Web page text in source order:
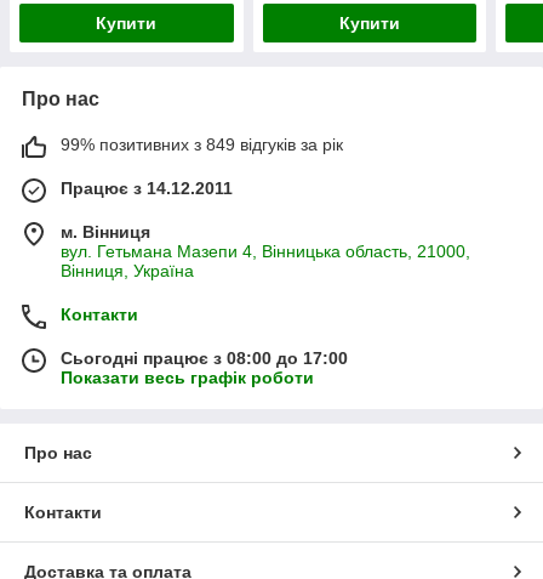
Купити Купити
Про нас
99% позитивних з 849 відгуків за рік
Працює з 14.12.2011
м. Вінниця
вул. Гетьмана Мазепи 4, Вінницька область, 21000,
Вінниця, Україна
Контакти
Сьогодні працює з 08:00 до 17:00
Показати весь графік роботи
Про нас
Контакти
Доставка та оплата